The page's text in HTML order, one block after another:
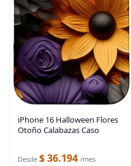
iPhone 16 Halloween Flores
Otoño Calabazas Caso
Desde $ 36.194 /mes